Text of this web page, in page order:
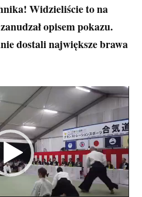
Widzieliście to na
opisem pokazu.
dostali największe brawa